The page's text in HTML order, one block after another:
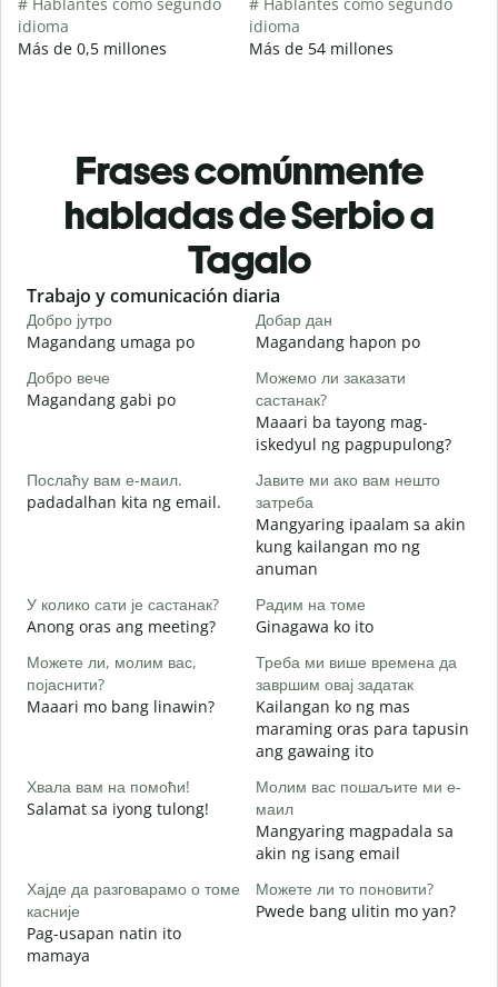
idioma
Más de 0,5 millones
idioma
Más de 54 millones
Frases comúnmente
habladas de Serbio a
Tagalo
Slide 1 of 6
Trabajo y comunicación diaria
Добро јутро
Magandang umaga po
Добар дан
Magandang hapon po
Добро вече
Magandang gabi po
Можемо ли заказати
састанак?
Maaari ba tayong mag-
iskedyul ng pagpupulong?
Послаћу вам е-маил.
padadalhan kita ng email.
Јавите ми ако вам нешто
затреба
Mangyaring ipaalam sa akin
kung kailangan mo ng
anuman
У колико сати је састанак?
Anong oras ang meeting?
Радим на томе
Ginagawa ko ito
Можете ли, молим вас,
појаснити?
Maaari mo bang linawin?
Треба ми више времена да
завршим овај задатак
Kailangan ko ng mas
maraming oras para tapusin
ang gawaing ito
Хвала вам на помоћи!
Salamat sa iyong tulong!
Молим вас пошаљите ми е-
маил
Mangyaring magpadala sa
akin ng isang email
Хајде да разговарамо о томе
касније
Pag-usapan natin ito
mamaya
Можете ли то поновити?
Pwede bang ulitin mo yan?